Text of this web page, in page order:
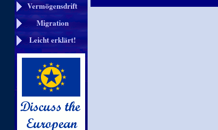
Vermögensdrift
Migration
Leicht erklärt!